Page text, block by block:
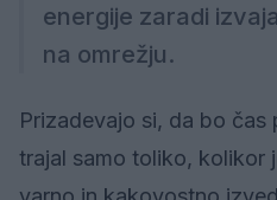
energije zaradi
na omrežju.
Prizadevajo si, da bo čas
trajal samo toliko, kolikor